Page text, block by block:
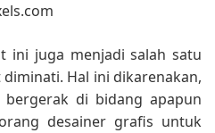
ini juga menjadi salah satu
Hal ini dikarenakan,
di bidang apapun
desainer grafis untuk